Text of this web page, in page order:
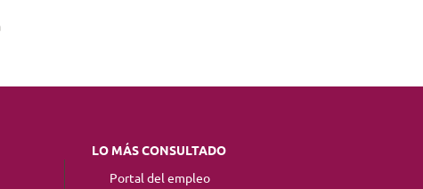
LO MÁS CONSULTADO
Portal del empleo